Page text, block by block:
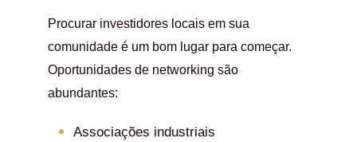
Procurar investidores locais em sua
comunidade é um bom lugar para começar.
Oportunidades de networking são
abundantes:
Associações industriais